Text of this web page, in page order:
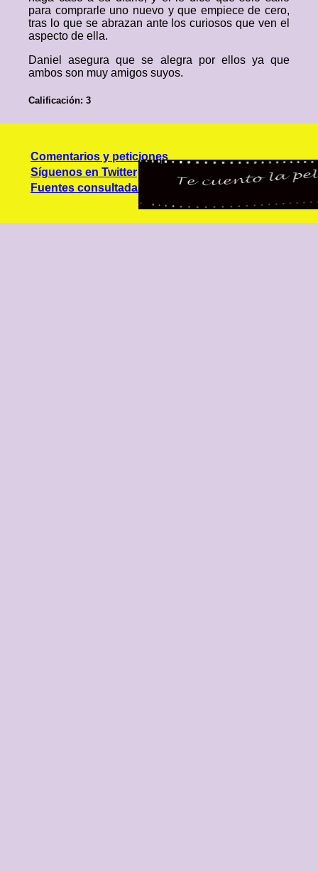
para comprarle uno nuevo y que empiece de cero,
tras lo que se abrazan ante los curiosos que ven el
aspecto de ella.
Daniel asegura que se alegra por ellos ya que
ambos son muy amigos suyos.
Calificación: 3
Comentarios y peticiones
Síguenos en Twitter
Fuentes consultadas